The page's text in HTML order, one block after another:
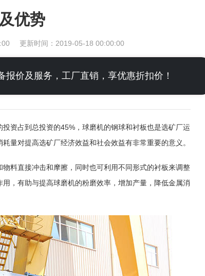
优势
更新时间：2019-05-18 00:00:00
报价及服务，工厂直销，享优惠折扣价！
投资占到总投资的45%，球磨机的钢球和衬板也是选矿厂运
量对提高选矿厂经济效益和社会效益有非常重要的意义。
料直接冲击和摩擦，同时也可利用不同形式的衬板来调整
，有助与提高球磨机的粉磨效率，增加产量，降低金属消